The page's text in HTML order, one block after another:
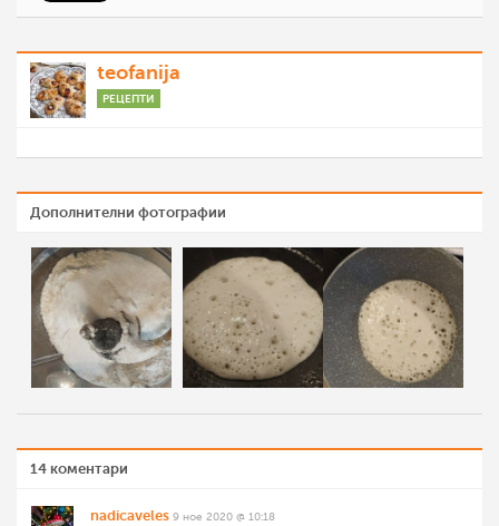
teofanija
РЕЦЕПТИ
Дополнителни фотографии
14 коментари
nadicaveles 9 ное 2020 @ 10:18